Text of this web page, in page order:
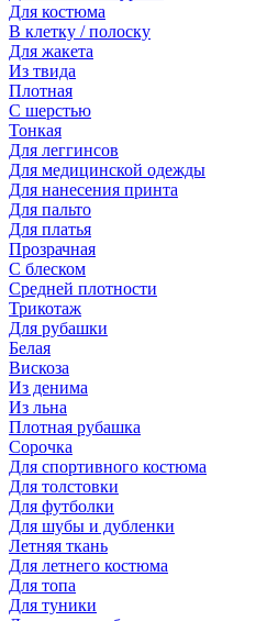
Для костюма
В клетку / полоску
Для жакета
Из твида
Плотная
С шерстью
Тонкая
Для леггинсов
Для медицинской одежды
Для нанесения принта
Для пальто
Для платья
Прозрачная
С блеском
Средней плотности
Трикотаж
Для рубашки
Белая
Вискоза
Из денима
Из льна
Плотная рубашка
Сорочка
Для спортивного костюма
Для толстовки
Для футболки
Для шубы и дубленки
Летняя ткань
Для летнего костюма
Для топа
Для туники